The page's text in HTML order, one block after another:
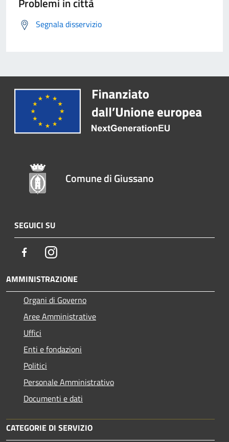
Segnala disservizio
Comune di Giussano
SEGUICI SU
FacebookInstagram
AMMINISTRAZIONE
Organi di Governo
Aree Amministrative
Uffici
Enti e fondazioni
Politici
Personale Amministrativo
Documenti e dati
CATEGORIE DI SERVIZIO